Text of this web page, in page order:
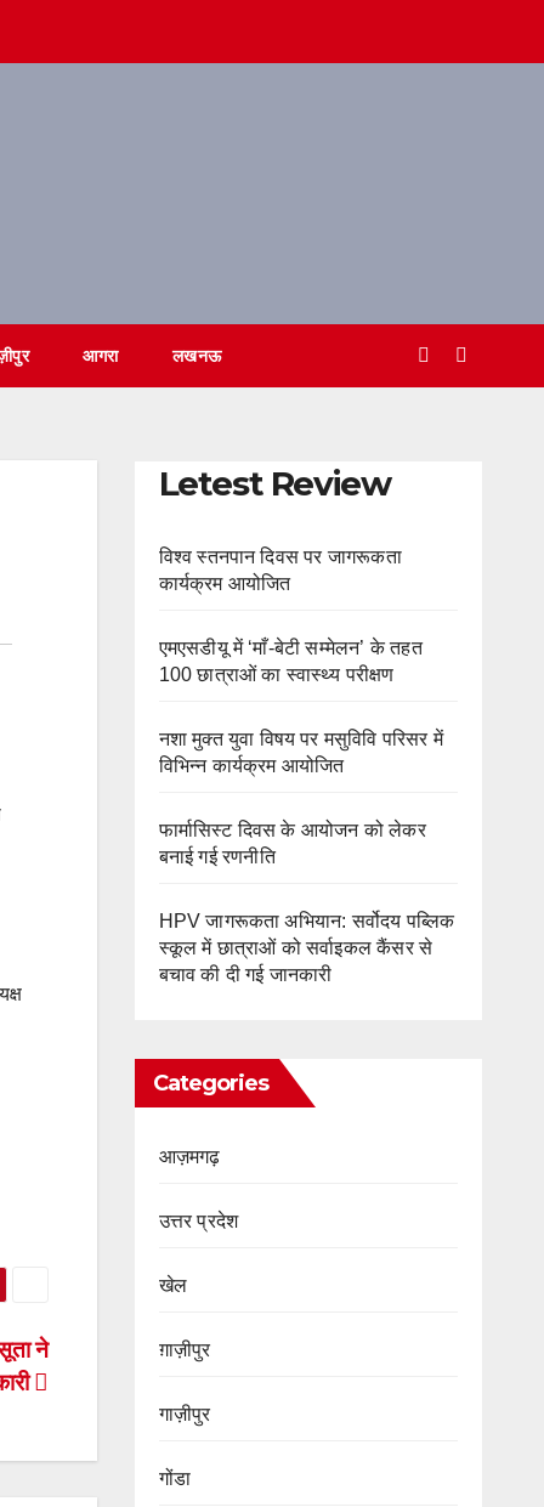
आगरा लखनऊ
ने
Letest Review
विश्व स्तनपान दिवस पर जागरूकता
कार्यक्रम आयोजित
एमएसडीयू में ‘माँ-बेटी सम्मेलन’ के तहत
100 छात्राओं का स्वास्थ्य परीक्षण
नशा मुक्त युवा विषय पर मसुविवि परिसर में
विभिन्न कार्यक्रम आयोजित
फार्मासिस्ट दिवस के आयोजन को लेकर
बनाई गई रणनीति
HPV जागरूकता अभियान: सर्वोदय पब्लिक
स्कूल में छात्राओं को सर्वाइकल कैंसर से
बचाव की दी गई जानकारी
Categories
आज़मगढ़
उत्तर प्रदेश
खेल
ग़ाज़ीपुर
गाज़ीपुर
गोंडा